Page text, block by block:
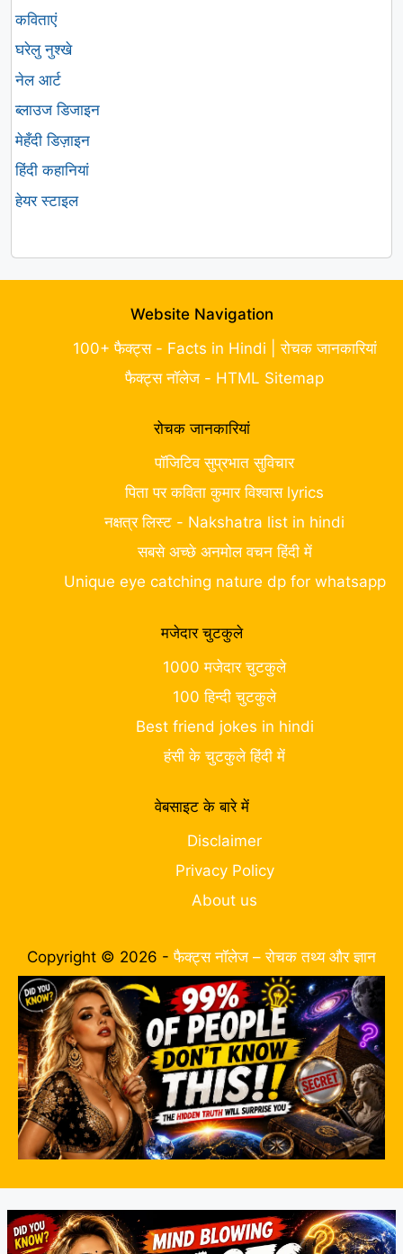
कविताएं
घरेलु नुश्खे
नेल आर्ट
ब्लाउज डिजाइन
मेहँदी डिज़ाइन
हिंदी कहानियां
हेयर स्टाइल
Website Navigation
100+ फैक्ट्स - Facts in Hindi | रोचक जानकारियां
फैक्ट्स नॉलेज - HTML Sitemap
रोचक जानकारियां
पॉजिटिव सुप्रभात सुविचार
पिता पर कविता कुमार विश्वास lyrics
नक्षत्र लिस्ट - Nakshatra list in hindi
सबसे अच्छे अनमोल वचन हिंदी में
Unique eye catching nature dp for whatsapp
मजेदार चुटकुले
1000 मजेदार चुटकुले
100 हिन्दी चुटकुले
Best friend jokes in hindi
हंसी के चुटकुले हिंदी में
वेबसाइट के बारे में
Disclaimer
Privacy Policy
About us
Copyright © 2026 -फैक्ट्स नॉलेज – रोचक तथ्य और ज्ञान